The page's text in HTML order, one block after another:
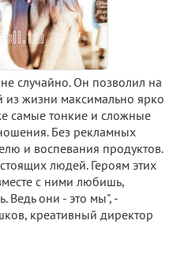
случайно. Он позволил на
из жизни максимально ярко
самые тонкие и сложные
Без рекламных
и воспевания продуктов.
людей. Героям этих
с ними любишь,
Ведь они - это мы", -
креативный директор